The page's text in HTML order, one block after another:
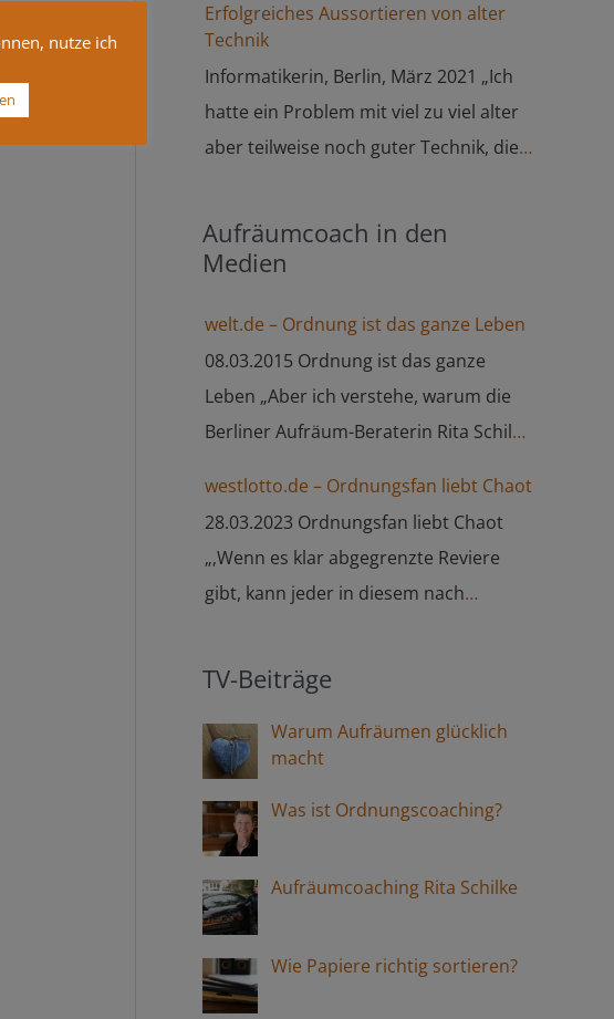
ich die Anregungen gut alleine
umsetzen kann und möchte deshalb
vorerst die weiteren Termine
absagen. Ich werde trotzdem auf die
in der Tiefe helfen wird, dass ich nicht
immer in die gleichen Muster verfalle.
Ich weiß Ihr Angebot sehr zu schätzen
und komme bei Bedarf gerne auf Sie
zurück.“
Erfolgreiches Aussortieren von alter
Technik
Informatikerin, Berlin, März 2021 „Ich
hatte ein Problem mit viel zu viel alter
aber teilweise noch guter Technik, die
verstaubt ist. Mit Frau Schilke
zusammen konnten wir alle Dinge
zur BSR entsorgt oder behalten
werden. Sogar ins Auto haben wir die
Sachen gleich gebracht, also ich war
rundum zufrieden und kann Sie jeder
nicht schafft, nur wärmstens
empfehlen 🙂 LG“
Aufräumcoach in den
Medien
welt.de – Ordnung ist das ganze Leben
08.03.2015 Ordnung ist das ganze
Leben „Aber ich verstehe, warum die
Berliner Aufräum-Beraterin Rita Schilke
empfiehlt… Da soll das Geld rein für die
Dinge, die sie nicht gekauft haben.“ ⇒
welt.de
westlotto.de – Ordnungsfan liebt Chaot
28.03.2023 Ordnungsfan liebt Chaot
„‚Wenn es klar abgegrenzte Reviere
gibt, kann jeder in diesem nach
TV-Beiträge
Warum Aufräumen glücklich
macht
Was ist Ordnungscoaching?
Aufräumcoaching Rita Schilke
Wie Papiere richtig sortieren?
nutze ich